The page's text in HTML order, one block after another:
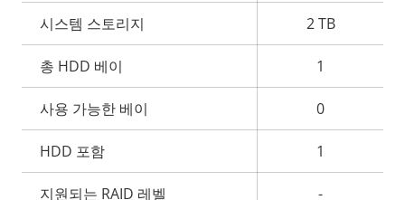
시스템 스토리지 2 TB
총 HDD 베이 1
사용 가능한 베이 0
HDD 포함 1
지원되는 RAID 레벨 -